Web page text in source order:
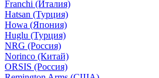
Franchi (Италия)
Hatsan (Турция)
Howa (Япония)
Huglu (Турция)
NRG (Россия)
Norinco (Китай)
ORSIS (Россия)